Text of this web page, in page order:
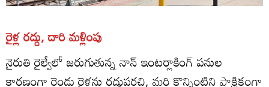
రైళ్ల రద్దు, దారి మళ్లింపు
నైరుతి రైల్వేలో జరుగుతున్న నాన్‌ ఇంటర్లాకింగ్‌ పనుల
కారణంగా రెండు రైళ్లను రద్దుపరచి, మరి కొన్నింటిని పాక్షికంగా